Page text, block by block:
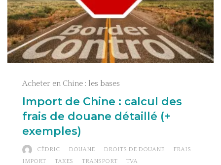
Acheter en Chine : les bases
Import de Chine : calcul des
frais de douane détaillé (+
exemples)
CÉDRIC DOUANE DROITS DE DOUANE
FRAIS
IMPORT
TAXES TRANSPORT TVA